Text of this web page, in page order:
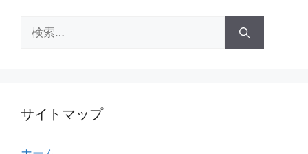
索:
サイトマップ